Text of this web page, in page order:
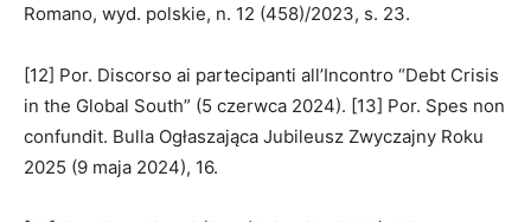
Romano, wyd. polskie, n. 12 (458)/2023, s. 23.
[12] Por. Discorso ai partecipanti all’Incontro “Debt Crisis
in the Global South” (5 czerwca 2024). [13] Por. Spes non
confundit. Bulla Ogłaszająca Jubileusz Zwyczajny Roku
2025 (9 maja 2024), 16.